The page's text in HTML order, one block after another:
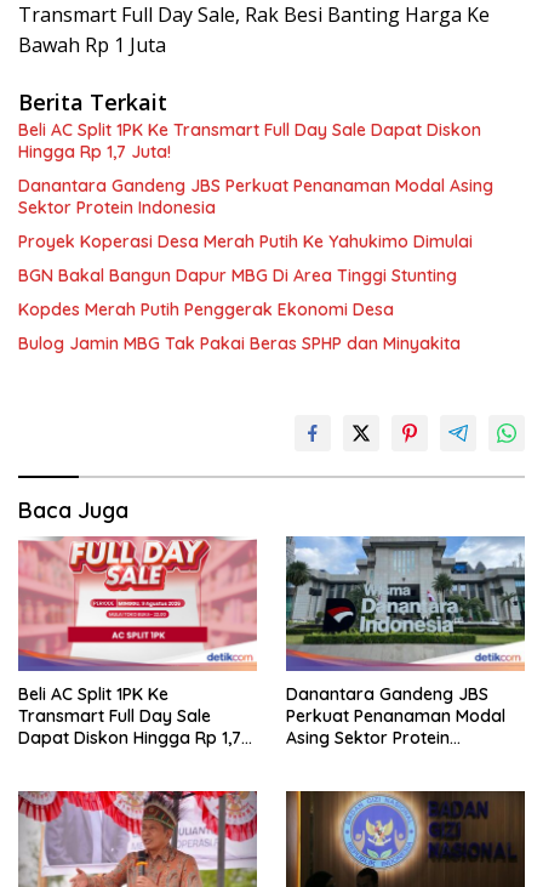
Transmart Full Day Sale, Rak Besi Banting Harga Ke
Bawah Rp 1 Juta
Berita Terkait
Beli AC Split 1PK Ke Transmart Full Day Sale Dapat Diskon
Hingga Rp 1,7 Juta!
Danantara Gandeng JBS Perkuat Penanaman Modal Asing
Sektor Protein Indonesia
Proyek Koperasi Desa Merah Putih Ke Yahukimo Dimulai
BGN Bakal Bangun Dapur MBG Di Area Tinggi Stunting
Kopdes Merah Putih Penggerak Ekonomi Desa
Bulog Jamin MBG Tak Pakai Beras SPHP dan Minyakita
Baca Juga
Beli AC Split 1PK Ke
Transmart Full Day Sale
Dapat Diskon Hingga Rp 1,7
Danantara Gandeng JBS
Perkuat Penanaman Modal
Asing Sektor Protein